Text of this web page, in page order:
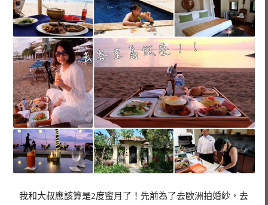
我和大叔應該算是2度蜜月了！先前為了去歐洲拍婚紗，去